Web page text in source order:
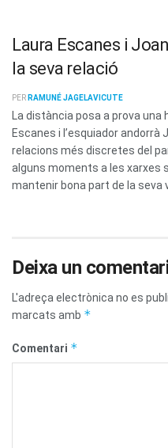
Laura Escanes i
la seva relació
PER RAMUNÉ JAGELAVICUTE
La distància posa a prova una
Escanes i l’esquiador andorrà
relacions més discretes del
alguns moments a les xarxes
mantenir bona part de la seva
Deixa un
L'adreça electrònica no es
marcats amb *
Comentari *